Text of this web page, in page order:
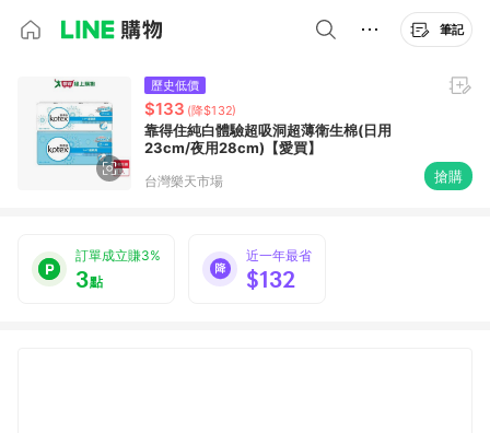
筆記
歷史低價
$133 (降$132)
靠得住純白體驗超吸洞超薄衛生棉(日用
23cm/夜用28cm)【愛買】
台灣樂天市場 搶購
訂單成立賺3%
3點
近一年最省
$132